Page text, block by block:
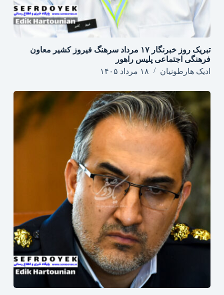
تبریک روز خبرنگار ۱۷ مرداد سرهنگ فیروز کشیر معاون
فرهنگی اجتماعی پلیس راهور
ادیک هارطونیان
۱۸ مرداد ۱۴۰۵